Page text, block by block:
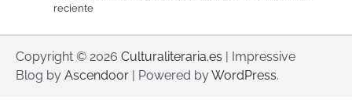
reciente
Copyright © 2026 Culturaliteraria.es | Impressive
Blog by Ascendoor | Powered byWordPress.